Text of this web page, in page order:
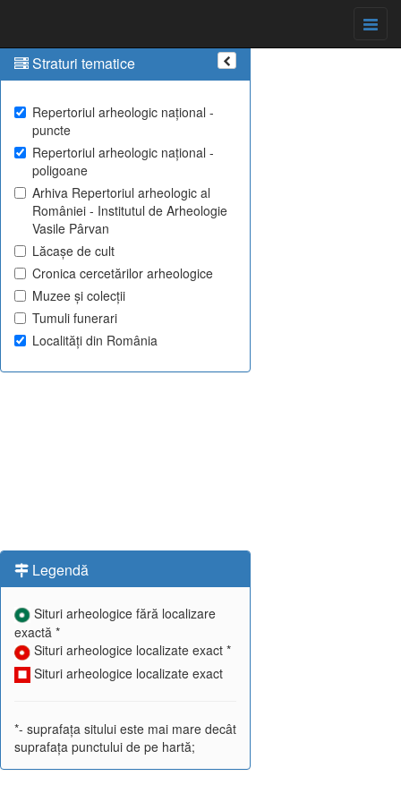
Straturi tematice
Repertoriul arheologic național -
puncte
Repertoriul arheologic național -
poligoane
Arhiva Repertoriul arheologic al
României - Institutul de Arheologie
Vasile Pârvan
Lăcașe de cult
Cronica cercetărilor arheologice
Muzee și colecții
Tumuli funerari
Localități din România
Legendă
Situri arheologice fără localizare
exactă *
Situri arheologice localizate exact *
Situri arheologice localizate exact
*- suprafața sitului este mai mare decât
suprafața punctului de pe hartă;